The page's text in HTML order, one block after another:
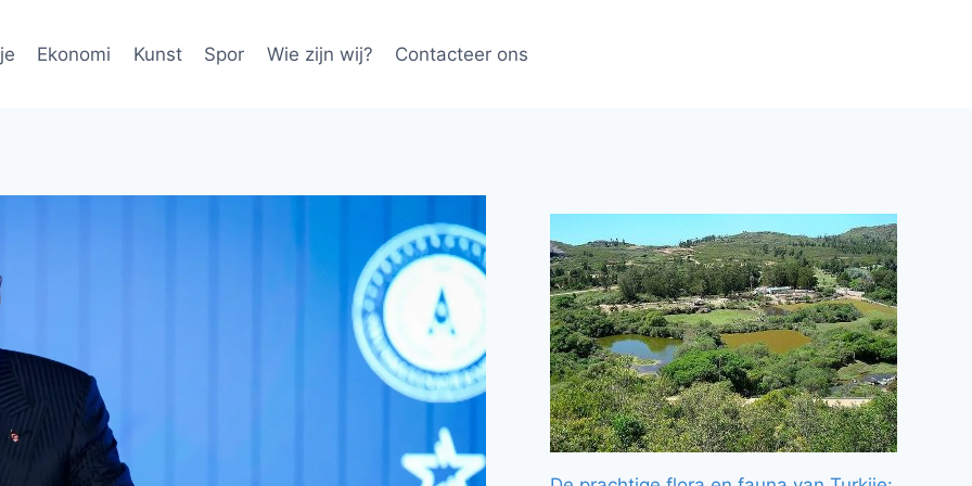
Ekonomi Kunst Spor Wie zijn wij? Contacteer ons